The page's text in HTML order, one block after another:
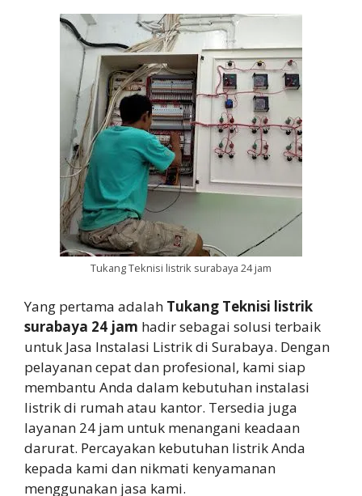
Tukang Teknisi listrik surabaya 24 jam
Yang pertama adalah Tukang Teknisi listrik
surabaya 24 jam hadir sebagai solusi terbaik
untuk Jasa Instalasi Listrik di Surabaya. Dengan
pelayanan cepat dan profesional, kami siap
membantu Anda dalam kebutuhan instalasi
listrik di rumah atau kantor. Tersedia juga
layanan 24 jam untuk menangani keadaan
darurat. Percayakan kebutuhan listrik Anda
kepada kami dan nikmati kenyamanan
menggunakan jasa kami.